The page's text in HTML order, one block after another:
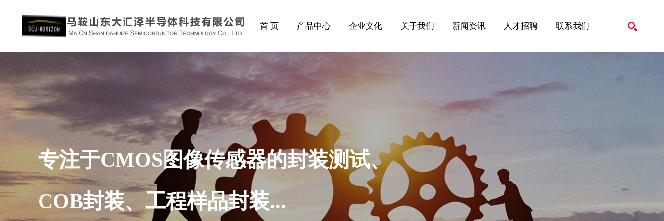
首 页 产品中心 企业文化 关于我们 新闻资讯 人才招聘 联系我们
专注于CMOS图像传感器的封装测试、
COB封装、工程样品封装...